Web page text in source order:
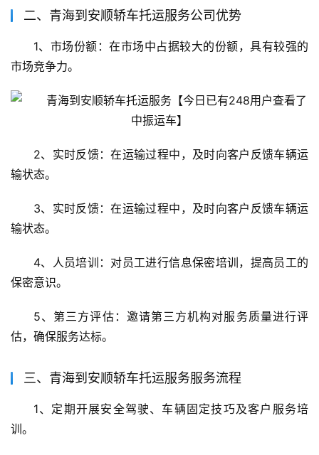
二、青海到安顺轿车托运服务公司优势
1、市场份额：在市场中占据较大的份额，具有较强的
市场竞争力。
2、实时反馈：在运输过程中，及时向客户反馈车辆运
输状态。
3、实时反馈：在运输过程中，及时向客户反馈车辆运
输状态。
4、人员培训：对员工进行信息保密培训，提高员工的
保密意识。
5、第三方评估：邀请第三方机构对服务质量进行评
估，确保服务达标。
三、青海到安顺轿车托运服务服务流程
1、定期开展安全驾驶、车辆固定技巧及客户服务培
训。